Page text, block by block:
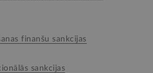
finanšu sankcijas
sankcijas